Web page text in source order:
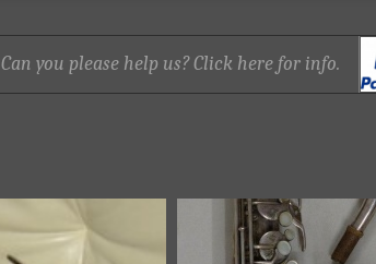
Can you please help us? Click here for info.